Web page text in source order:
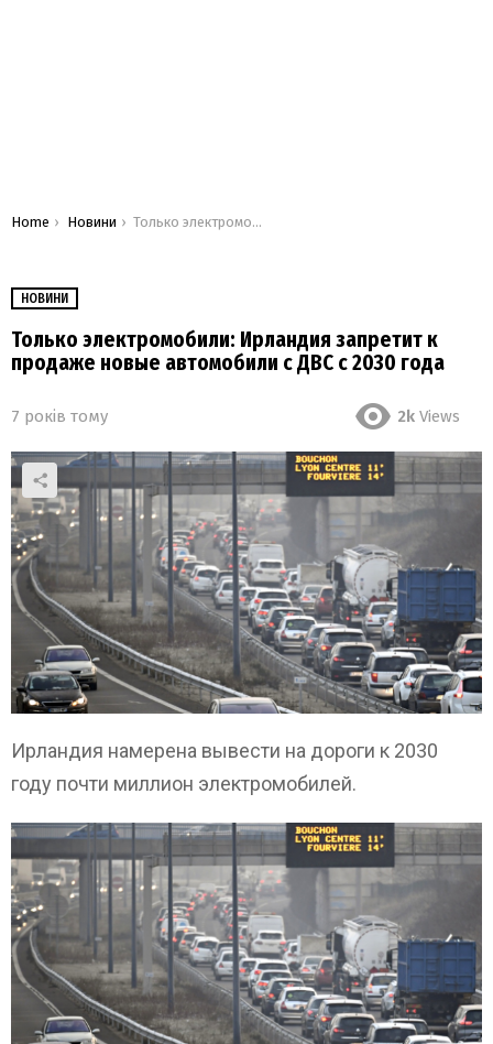
You are here:
Home Новини Только электромобили: Ирландия запретит к продаже новые автомобили с ДВС с 2030 года
НОВИНИ
Только электромобили: Ирландия запретит к
продаже новые автомобили с ДВС с 2030 года
7 років тому 2k Views
Ирландия намерена вывести на дороги к 2030
году почти миллион электромобилей.